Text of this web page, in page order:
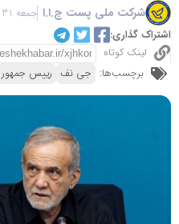
شرکت ملی پست ج.ا.ا جمعه 31 مرداد 1404 - 10:20
اشتراک گذاری:
لینک کوتاه
برچسب‌ها: جی نف رییس جمهور